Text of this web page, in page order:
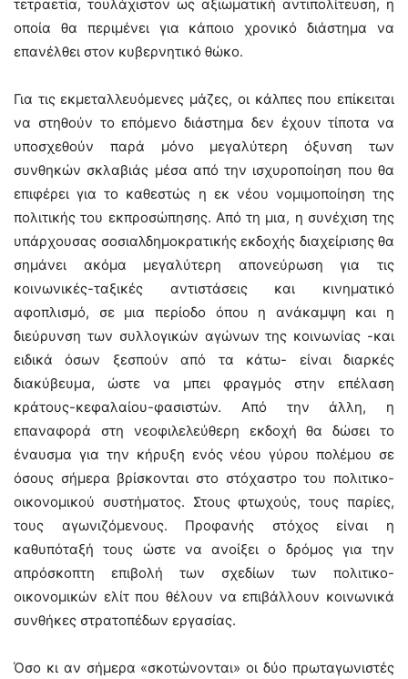
τετραετία, τουλάχιστον ως αξιωματική αντιπολίτευση, η
οποία θα περιμένει για κάποιο χρονικό διάστημα να
επανέλθει στον κυβερνητικό θώκο.
Για τις εκμεταλλευόμενες μάζες, οι κάλπες που επίκειται
να στηθούν το επόμενο διάστημα δεν έχουν τίποτα να
υποσχεθούν παρά μόνο μεγαλύτερη όξυνση των
συνθηκών σκλαβιάς μέσα από την ισχυροποίηση που θα
επιφέρει για το καθεστώς η εκ νέου νομιμοποίηση της
πολιτικής του εκπροσώπησης. Από τη μια, η συνέχιση της
υπάρχουσας σοσιαλδημοκρατικής εκδοχής διαχείρισης θα
σημάνει ακόμα μεγαλύτερη απονεύρωση για τις
κοινωνικές-ταξικές αντιστάσεις και κινηματικό
αφοπλισμό, σε μια περίοδο όπου η ανάκαμψη και η
διεύρυνση των συλλογικών αγώνων της κοινωνίας -και
ειδικά όσων ξεσπούν από τα κάτω- είναι διαρκές
διακύβευμα, ώστε να μπει φραγμός στην επέλαση
κράτους-κεφαλαίου-φασιστών. Από την άλλη, η
επαναφορά στη νεοφιλελεύθερη εκδοχή θα δώσει το
έναυσμα για την κήρυξη ενός νέου γύρου πολέμου σε
όσους σήμερα βρίσκονται στο στόχαστρο του πολιτικο-
οικονομικού συστήματος. Στους φτωχούς, τους παρίες,
τους αγωνιζόμενους. Προφανής στόχος είναι η
καθυπόταξή τους ώστε να ανοίξει ο δρόμος για την
απρόσκοπτη επιβολή των σχεδίων των πολιτικο-
οικονομικών ελίτ που θέλουν να επιβάλλουν κοινωνικά
συνθήκες στρατοπέδων εργασίας.
Όσο κι αν σήμερα «σκοτώνονται» οι δύο πρωταγωνιστές